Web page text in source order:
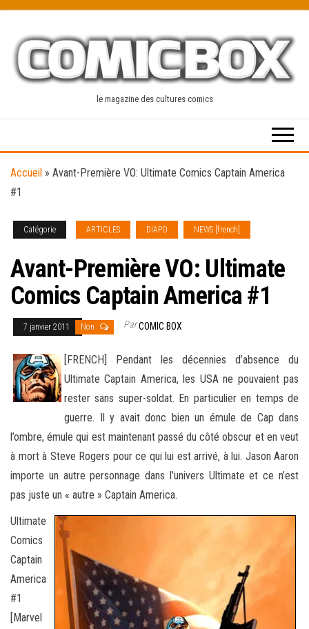
content
le magazine des cultures comics
Accueil » Avant-Première VO: Ultimate Comics Captain America
#1
Catégorie ARTICLES DIAPO NEWS [french]
Avant-Première VO: Ultimate
Comics Captain America #1
7 janvier 2011 Non ParCOMIC BOX
[FRENCH] Pendant les décennies d’absence du
Ultimate Captain America, les USA ne pouvaient pas
rester sans super-soldat. En particulier en temps de
guerre. Il y avait donc bien un émule de Cap dans
l’ombre, émule qui est maintenant passé du côté obscur et en veut
à mort à Steve Rogers pour ce qui lui est arrivé, à lui. Jason Aaron
importe un autre personnage dans l’univers Ultimate et ce n’est
pas juste un « autre » Captain America.
Ultimate
Comics
Captain
America
#1
[Marvel